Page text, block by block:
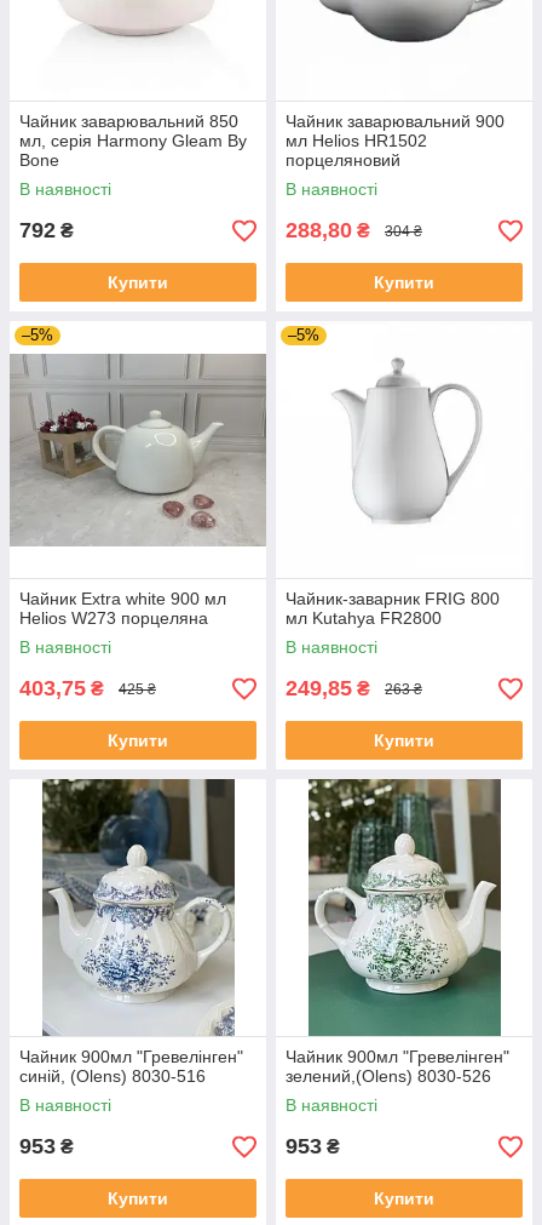
Чайник заварювальний 850
мл, серія Harmony Gleam By
Bone
В наявності
792 ₴
Купити
Чайник заварювальний 900
мл Helios HR1502
порцеляновий
В наявності
288,80 ₴ 304 ₴
Купити
–5%
Чайник Extra white 900 мл
Helios W273 порцеляна
В наявності
403,75 ₴ 425 ₴
Купити
–5%
Чайник-заварник FRIG 800
мл Kutahya FR2800
В наявності
249,85 ₴ 263 ₴
Купити
Чайник 900мл "Гревелінген"
синій, (Olens) 8030-516
В наявності
953 ₴
Купити
Чайник 900мл "Гревелінген"
зелений,(Olens) 8030-526
В наявності
953 ₴
Купити